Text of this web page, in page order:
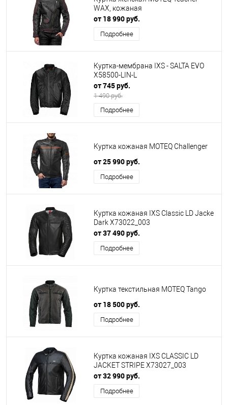
WAX, кожаная
от 18 990 руб.
Подробнее
Куртка-мембрана IXS - SALTA EVO
X58500-LIN-L
от 745 руб.
1 490 руб.
Подробнее
Куртка кожаная MOTEQ Challenger
от 25 990 руб.
Подробнее
Куртка кожаная IXS Classic LD Jacke
Dark X73022_003
от 37 490 руб.
Подробнее
Куртка текстильная MOTEQ Tango
от 18 500 руб.
Подробнее
Куртка кожаная IXS CLASSIC LD
JACKET STRIPE X73027_003
от 32 990 руб.
Подробнее